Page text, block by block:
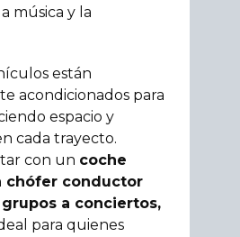
música y la
están
acondicionados para
espacio y
cada trayecto.
con un coche
chófer conductor
a conciertos,
para quienes